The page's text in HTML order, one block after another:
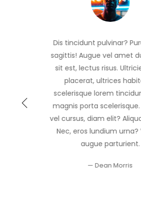
Dis tincidunt pulvinar?
sagittis! Augue vel amet
sit est, lectus risus.
placerat, ultrices
scelerisque lorem
magnis porta scelerisque.
vel cursus, diam elit?
Nec, eros lundium urna?
augue parturient.
Dean Morris